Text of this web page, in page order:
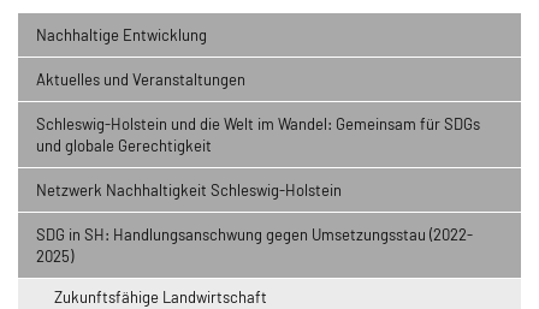
Nachhaltige Entwicklung
Aktuelles und Veranstaltungen
Schleswig-Holstein und die Welt im Wandel: Gemeinsam für SDGs
und globale Gerechtigkeit
Klima und Biodiversität
Lebensweltmeisterschaft
Faire, nachhaltige Fußball-Camps
Netzwerk Nachhaltigkeit Schleswig-Holstein
SDG in SH: Handlungsanschwung gegen Umsetzungsstau (2022-
2025)
Zukunftsfähige Landwirtschaft